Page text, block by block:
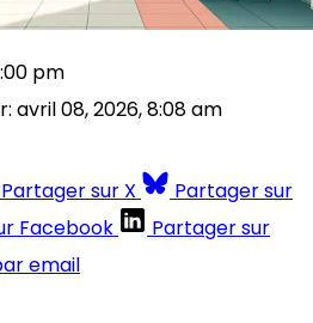
pm
avril 08, 2026, 8:08 am
Partager sur X
Partager sur
Facebook
Partager sur
email